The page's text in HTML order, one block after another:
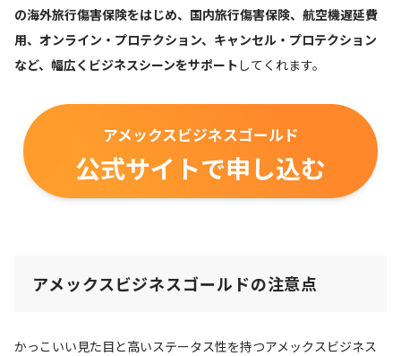
の海外旅行傷害保険をはじめ、国内旅行傷害保険、航空機遅延費
用、オンライン・プロテクション、キャンセル・プロテクション
など、幅広くビジネスシーンをサポート してくれます。
アメックスビジネスゴールド
公式サイトで申し込む
アメックスビジネスゴールドの注意点
かっこいい見た目と高いステータス性を持つアメックスビジネス